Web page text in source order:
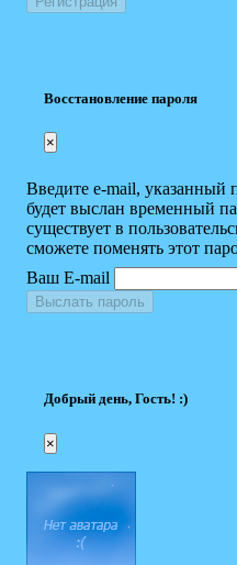
Восстановление пароля
×
Введите e-mail, указанный
будет выслан временный
существует в
сможете поменять этот
Ваш E-mail
Выслать пароль
Добрый день, Гость! :)
×